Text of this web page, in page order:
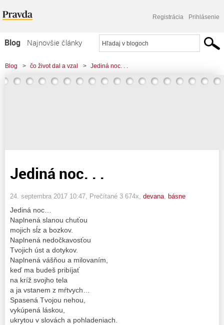
Registrácia Prihlásenie
Blog
Najnovšie články
Najčítanejšie články
Najkomentovanejšie články
Blog > čo život dal a vzal > Jediná noc. . .
Jediná noc. . .
24. septembra 2017 10:47 , Prečítané 3 674x, devana básne
Jediná noc…
Naplnená slanou chuťou
mojich sĺz a bozkov.
Naplnená nedočkavosťou
Tvojich úst a dotykov.
Naplnená vášňou a milovaním,
keď ma budeš pribíjať
na kríž svojho tela
a ja vstanem z mŕtvych…
Spasená Tvojou nehou,
vykúpená láskou,
ukrytou v slovách a pohladeniach.